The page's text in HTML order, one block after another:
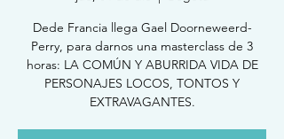
Dede Francia llega Gael Doorneweerd-
Perry, para darnos una masterclass de 3
horas: LA COMÚN Y ABURRIDA VIDA DE
PERSONAJES LOCOS, TONTOS Y
EXTRAVAGANTES.